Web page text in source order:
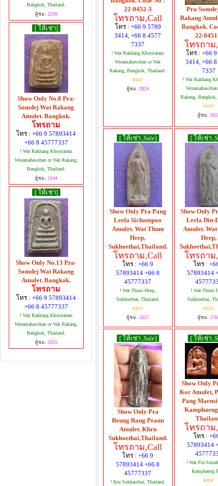
Bangkok, Thailand.
ผู้ชม: 2239
[ ให้เช่า]
Show Only No.8 Pra-
Somdej Wat Rakang
Amulet. Bangkok.
โทรถาม
โทร :+66 9 57893414
+66 8 45777337
! Wat Rakhang Khositaram
Woramahawihan or Wat Rakang,
Bangkok, Thailand.
ผู้ชม: 2144
[ ให้เช่า]
Show Only No.13 Pra-
Somdej Wat Rakang
Amulet. Bangkok.
โทรถาม
โทร :+66 9 57893414
+66 8 45777337
! Wat Rakhang Khositaram
Woramahawihan or Wat Rakang,
Bangkok, Thailand.
ผู้ชม: 2355
22-0452-3
โทรถาม,Call
โทร : +66 9 5789
3414, +66 8 4577
7337
! Wat Rakhang Khositaram
Woramahawihan or Wat
Rakang, Bangkok, Thailand.
ผ่อน!
ผู้ชม: 2824
Pra-
Rakang
Bangkok.
22-
โทรถาม
โทร : +66
3414, +66
7337
! Wat Rakhang
Rakang,
ผ่อน!
ผู้ชม:
[ ให้เช่า ,Sale]
Show Only Pra Pang
Leela Sichompoo
Amulet. Wat Thum
Heep,
Sukhoethai,Thailand.
โทรถาม,Call
โทร :+66 9
57893414 +66 8
45777337
! Wat Thum Heep,
Sukhoethai, Thailand.
ผ่อน!
ผู้ชม: 2627
[ ให้เช่า
Show Only
Leela Din-
Amulet.
Heep,
โทรถาม
โทร :
57893414
! Wat Thum
Sukhoethai,
ผ่อน!
ผู้ชม:
[ ให้เช่า ,Sale]
Show Only Pra
Reung Rang Peaun
Amulet. Khru
Sukhoethai,Thailand.
โทรถาม,Call
โทร :+66 9
57893414 +66 8
45777337
! Kru Sukhaothai, Thailand.
[ ให้เช่า
Show Only
Kor Amulet,
Pang
โทรถาม
โทร :
57893414
! Wat Pra
Kamphaeng
ผ่อน!